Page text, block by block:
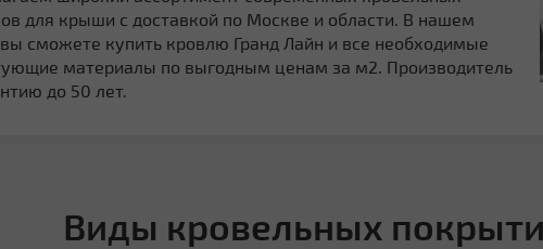
для крыши с доставкой по Москве и области. В нашем
сможете купить кровлю Гранд Лайн и все необходимые
материалы по выгодным ценам за м2. Производитель
до 50 лет.
Виды кровельных